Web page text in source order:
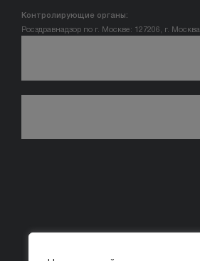
Контролирующие органы:
Росздравнадзор по г. Москве: 127206, г.